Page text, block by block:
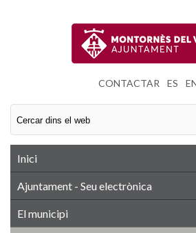
CONTACTAR ES
Inici
Ajuntament - Seu electrònica
El municipi